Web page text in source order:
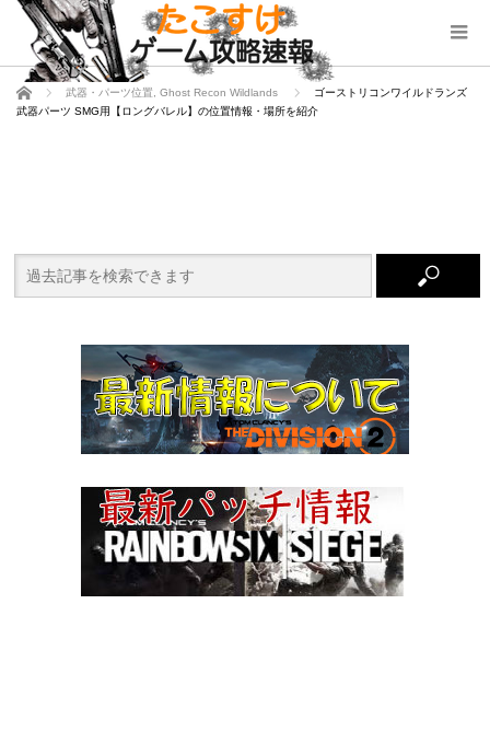
ホーム 武器・パーツ位置 Ghost Recon Wildlands
ゴーストリコンワイルドランズ
武器パーツ SMG用【ロングバレル】の位置情報・場所を紹介